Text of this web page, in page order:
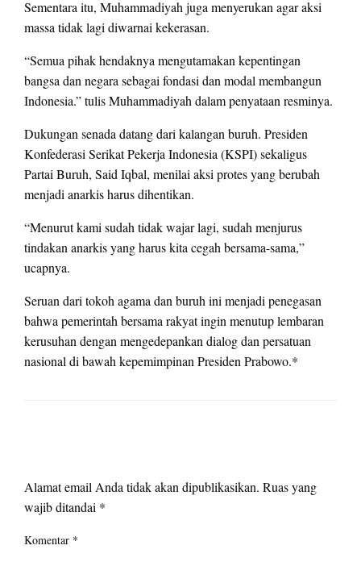
Sementara itu, Muhammadiyah juga menyerukan agar aksi
massa tidak lagi diwarnai kekerasan.
“Semua pihak hendaknya mengutamakan kepentingan
bangsa dan negara sebagai fondasi dan modal membangun
Indonesia.” tulis Muhammadiyah dalam penyataan resminya.
Dukungan senada datang dari kalangan buruh. Presiden
Konfederasi Serikat Pekerja Indonesia (KSPI) sekaligus
Partai Buruh, Said Iqbal, menilai aksi protes yang berubah
menjadi anarkis harus dihentikan.
“Menurut kami sudah tidak wajar lagi, sudah menjurus
tindakan anarkis yang harus kita cegah bersama-sama,”
ucapnya.
Seruan dari tokoh agama dan buruh ini menjadi penegasan
bahwa pemerintah bersama rakyat ingin menutup lembaran
kerusuhan dengan mengedepankan dialog dan persatuan
nasional di bawah kepemimpinan Presiden Prabowo.*
Alamat email Anda tidak akan dipublikasikan. Ruas yang
wajib ditandai *
Komentar *